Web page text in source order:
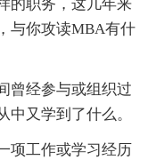
的职务，这几年来
与你攻读MBA有什
曾经参与或组织过
又学到了什么。
项工作或学习经历